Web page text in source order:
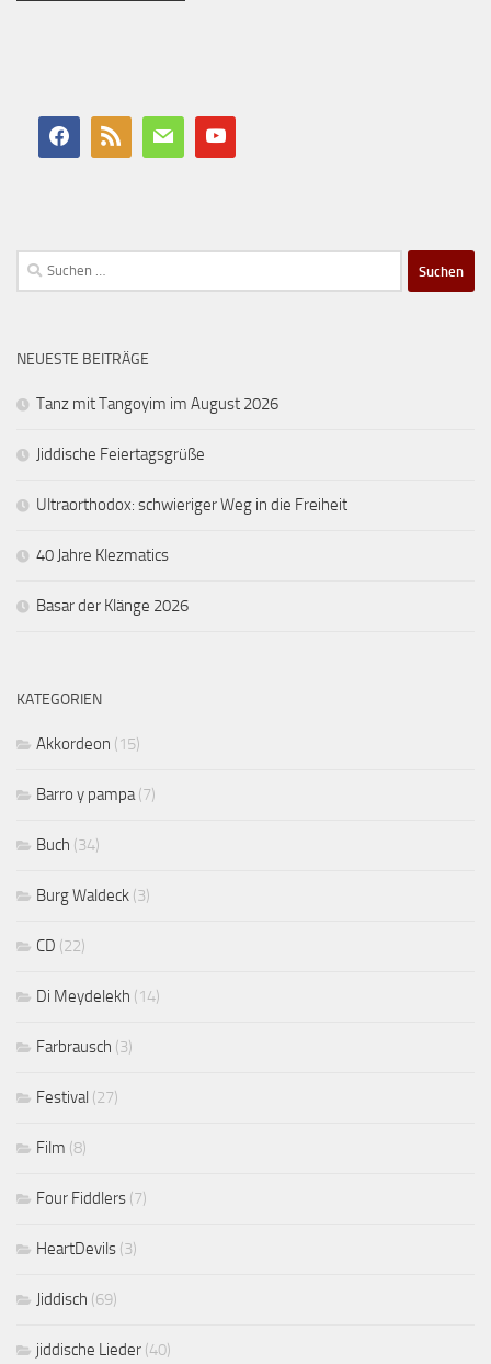
Suchen
nach:
NEUESTE BEITRÄGE
Tanz mit Tangoyim im August 2026
Jiddische Feiertagsgrüße
Ultraorthodox: schwieriger Weg in die Freiheit
40 Jahre Klezmatics
Basar der Klänge 2026
KATEGORIEN
Akkordeon (15)
Barro y pampa(7)
Buch (34)
Burg Waldeck (3)
CD (22)
Di Meydelekh (14)
Farbrausch (3)
Festival (27)
Film (8)
Four Fiddlers (7)
HeartDevils (3)
Jiddisch (69)
jiddische Lieder (40)